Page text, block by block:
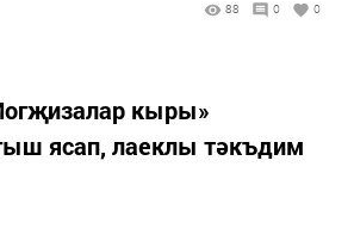
88 0 0
кыры»
ясап, лаеклы тәкъдим